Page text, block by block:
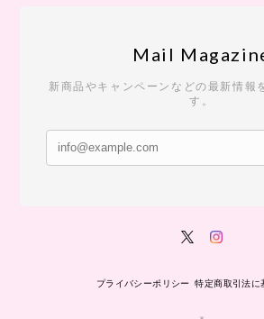
Mail
新商品やキャンペーンなどの最新情報
す。
プライバシーポリシー 特定商取引法に